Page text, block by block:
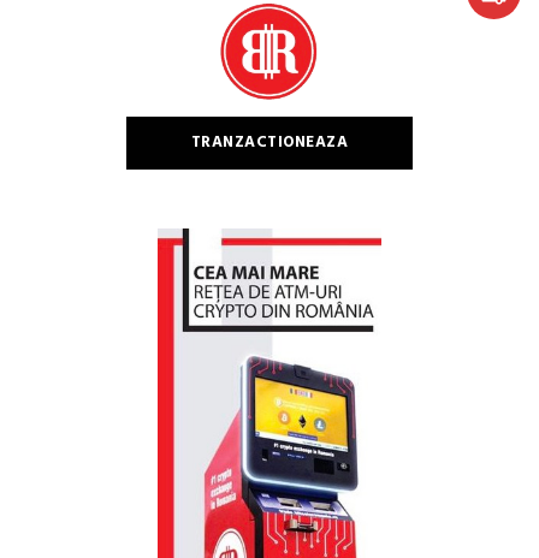
TRANZACTIONEAZA